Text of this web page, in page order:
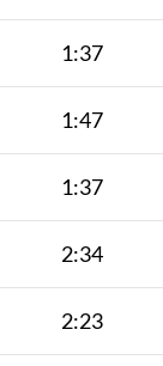
1:37
1:47
1:37
2:34
2:23